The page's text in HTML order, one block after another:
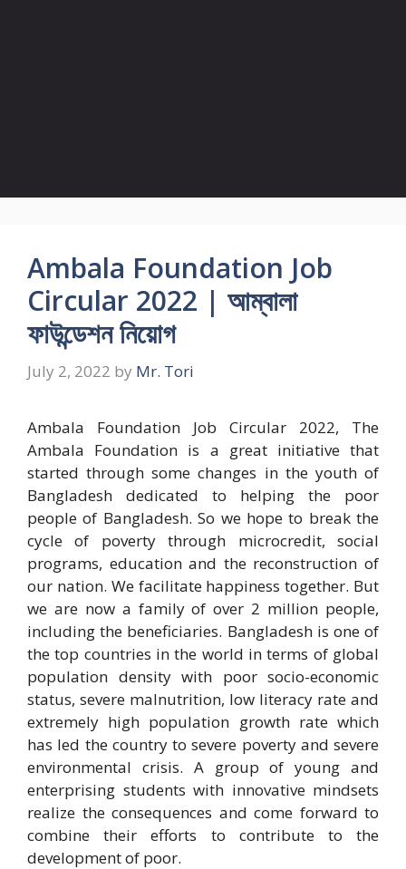
Ambala Foundation Job
Circular 2022 | আম্বালা
ফাউন্ডেশন নিয়োগ
July 2, 2022 by Mr. Tori
Ambala Foundation Job Circular 2022, The
Ambala Foundation is a great initiative that
started through some changes in the youth of
Bangladesh dedicated to helping the poor
people of Bangladesh. So we hope to break the
cycle of poverty through microcredit, social
programs, education and the reconstruction of
our nation. We facilitate happiness together. But
we are now a family of over 2 million people,
including the beneficiaries. Bangladesh is one of
the top countries in the world in terms of global
population density with poor socio-economic
status, severe malnutrition, low literacy rate and
extremely high population growth rate which
has led the country to severe poverty and severe
environmental crisis. A group of young and
enterprising students with innovative mindsets
realize the consequences and come forward to
combine their efforts to contribute to the
development of poor.